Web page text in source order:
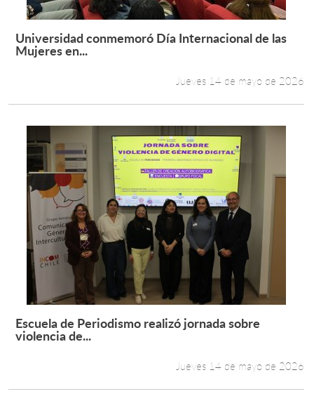
Leer más +
Universidad conmemoró Día Internacional de las
Mujeres en...
Jueves 14 de mayo de 2026
Leer más +
Escuela de Periodismo realizó jornada sobre
violencia de...
Jueves 14 de mayo de 2026